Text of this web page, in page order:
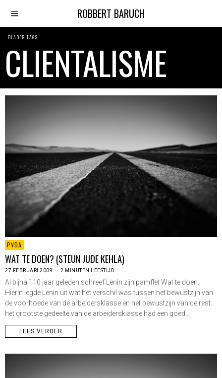
ROBBERT BARUCH
BLADER TAGS
CLIENTALISME
PVDA
WAT TE DOEN? (STEUN JUDE KEHLA)
27 FEBRUARI 2009 2 MINUTEN LEESTIJD
Al bijna 110 jaar geleden schreef Lenin zijn pamflet Wat te doen.
Hierin legde Lenin uit wat het verschil was tussen het bewustzijn van
de voorhoede van de arbeidersklasse en het bewustzijn van de rest.
het grootste gedeelte van de arbeidersklasse had een goed…
LEES VERDER